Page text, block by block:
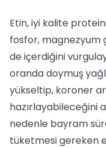
Etin, iyi kalite
fosfor, magnezyum
de içerdiğini
oranda doymuş
yükseltip, koroner
hazırlayabileceğini
nedenle bayram
tüketmesi gereken